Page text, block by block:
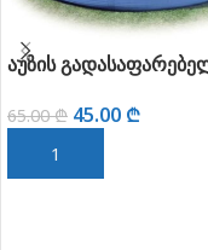
აუზის
65.00₾ 45.00 ₾
ᲙᲐᲚᲐᲗᲐᲨᲘ ᲓᲐᲛᲐᲢᲔᲑᲐ